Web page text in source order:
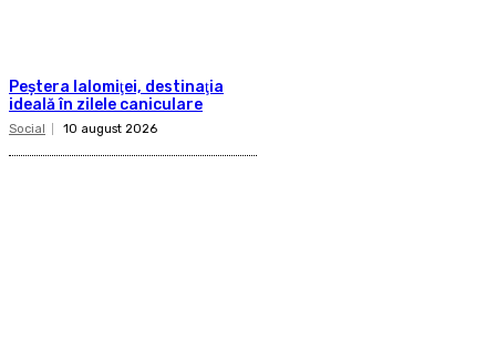
Peştera Ialomiţei, destinaţia
ideală în zilele caniculare
Social 10 august 2026